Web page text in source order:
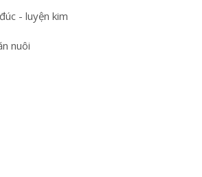
- luyện kim
nuôi